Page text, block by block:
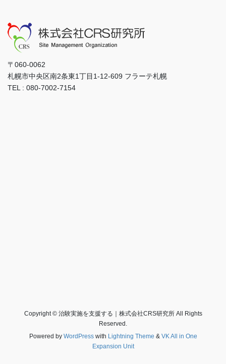
〒060-0062
札幌市中央区南2条東1丁目1-12-609 フラーテ札幌
TEL : 080-7002-7154
Copyright © 治験実施を支援する｜株式会社CRS研究所 All Rights
Reserved.
Powered by WordPresswith Lightning Theme & VK All in One
Expansion Unit